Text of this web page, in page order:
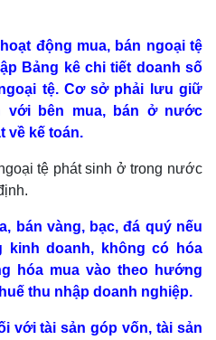
động mua, bán ngoại tệ
Bảng kê chi tiết doanh số
tệ. Cơ sở phải lưu giữ
với bên mua, bán ở nước
về kế toán.
tệ phát sinh ở trong nước
bán vàng, bạc, đá quý nếu
kinh doanh, không có hóa
hóa mua vào theo hướng
thu nhập doanh nghiệp.
với tài sản góp vốn, tài sản